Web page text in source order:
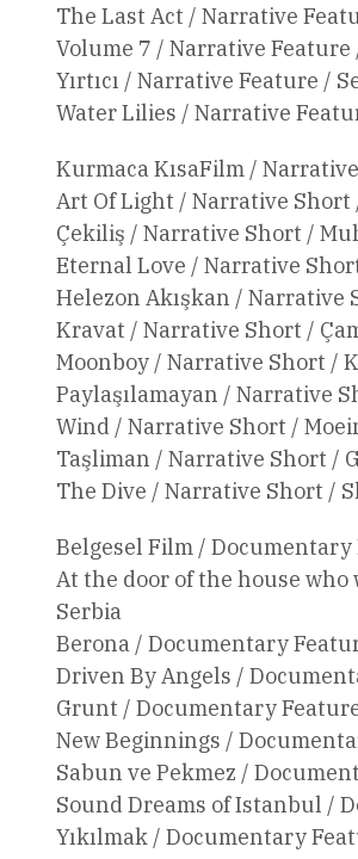
The Last Act / Narrative
Volume 7 / Narrative Feature
Yırtıcı / Narrative Feature /
Water Lilies / Narrative
Kurmaca KısaFilm /
Art Of Light / Narrative Short
Çekiliş / Narrative Short /
Eternal Love / Narrative
Helezon Akışkan / Narrative
Kravat / Narrative Short /
Moonboy / Narrative Short /
Paylaşılamayan / Narrative
Wind / Narrative Short /
Taşliman / Narrative Short /
The Dive / Narrative Short /
Belgesel Film / Documentary
At the door of the house
Serbia
Berona / Documentary
Driven By Angels /
Grunt / Documentary
New Beginnings /
Sabun ve Pekmez /
Sound Dreams of Istanbul /
Yıkılmak / Documentary